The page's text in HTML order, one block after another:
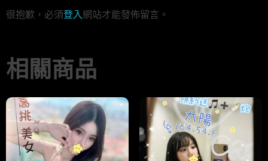
很抱歉，必須登入網站才能發佈留言。
相關商品